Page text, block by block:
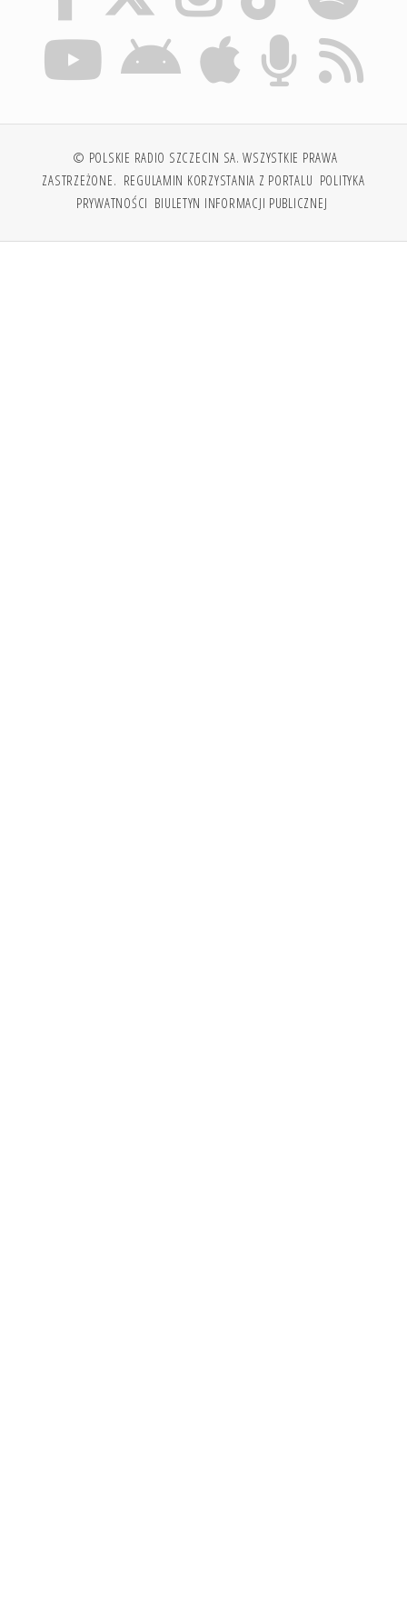
© POLSKIE RADIO SZCZECIN SA. WSZYSTKIE PRAWA
ZASTRZEŻONE. REGULAMIN KORZYSTANIA Z PORTALU POLITYKA
PRYWATNOŚCI BIULETYN INFORMACJI PUBLICZNEJ